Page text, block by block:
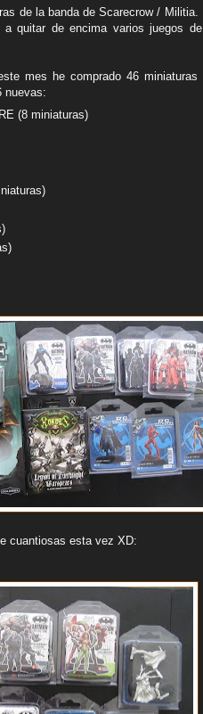
de la banda de Scarecrow /
quitar de encima varios juegos
mes he comprado 46
nuevas:
(8 miniaturas)
cuantiosas esta vez XD: